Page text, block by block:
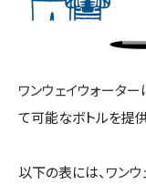
ワンウェイウォーター
て可能なボトルを提
以下の表には、 ワンウ